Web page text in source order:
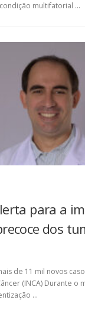
multifatorial …
para a
dos
de 11 mil novos
(INCA) Durante o
…